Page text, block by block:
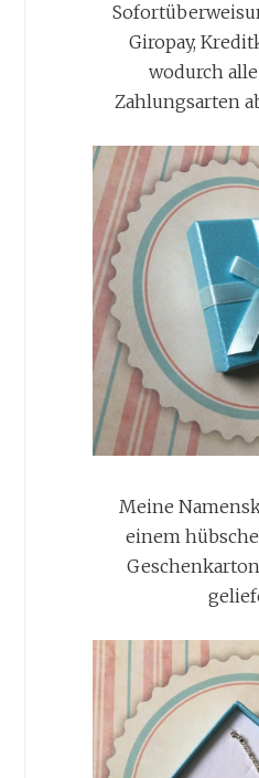
Giropay,
wodurch
Zahlungsarten
Meine
einem
Geschenk